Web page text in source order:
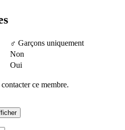
♂️ Garçons uniquement
Non
Oui
ce membre.